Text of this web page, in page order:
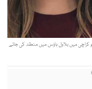
چوہدری کی منگنی کی تقریب رواں ماہ 27 نومبر کو کراچی میں بلاول ہاؤس میں منعقد کی جائے